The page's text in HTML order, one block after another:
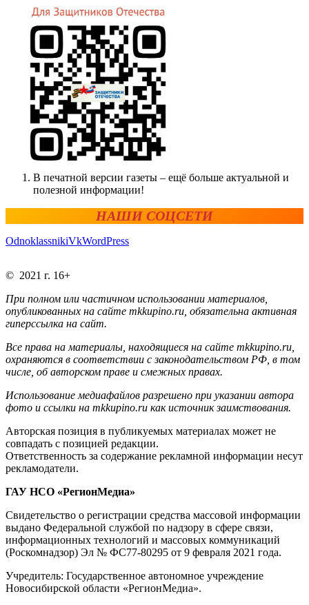
В печатной версии газеты – ещё больше актуальной и
полезной информации!
НАШИ СОЦСЕТИ
OdnoklassnikiVkWordPress
© 2021 г. 16+
При полном или частичном использовании материалов,
опубликованных на сайте mkkupino.ru, обязательна активная
гиперссылка на сайт.
Все права на материалы, находящиеся на сайте mkkupino.ru,
охраняются в соответствии с законодательством РФ, в том
числе, об авторском праве и смежных правах.
Использование медиафайлов разрешено при указании автора
фото и ссылки на mkkupino.ru как источник заимствования.
Авторская позиция в публикуемых материалах может не
совпадать с позицией редакции.
Ответственность за содержание рекламной информации несут
рекламодатели.
ГАУ НСО «РегионМедиа»
Свидетельство о регистрации средства массовой информации
выдано Федеральной службой по надзору в сфере связи,
информационных технологий и массовых коммуникаций
(Роскомнадзор) Эл № ФС77-80295 от 9 февраля 2021 года.
Учредитель: Государственное автономное учреждение
Новосибирской области «РегионМедиа».